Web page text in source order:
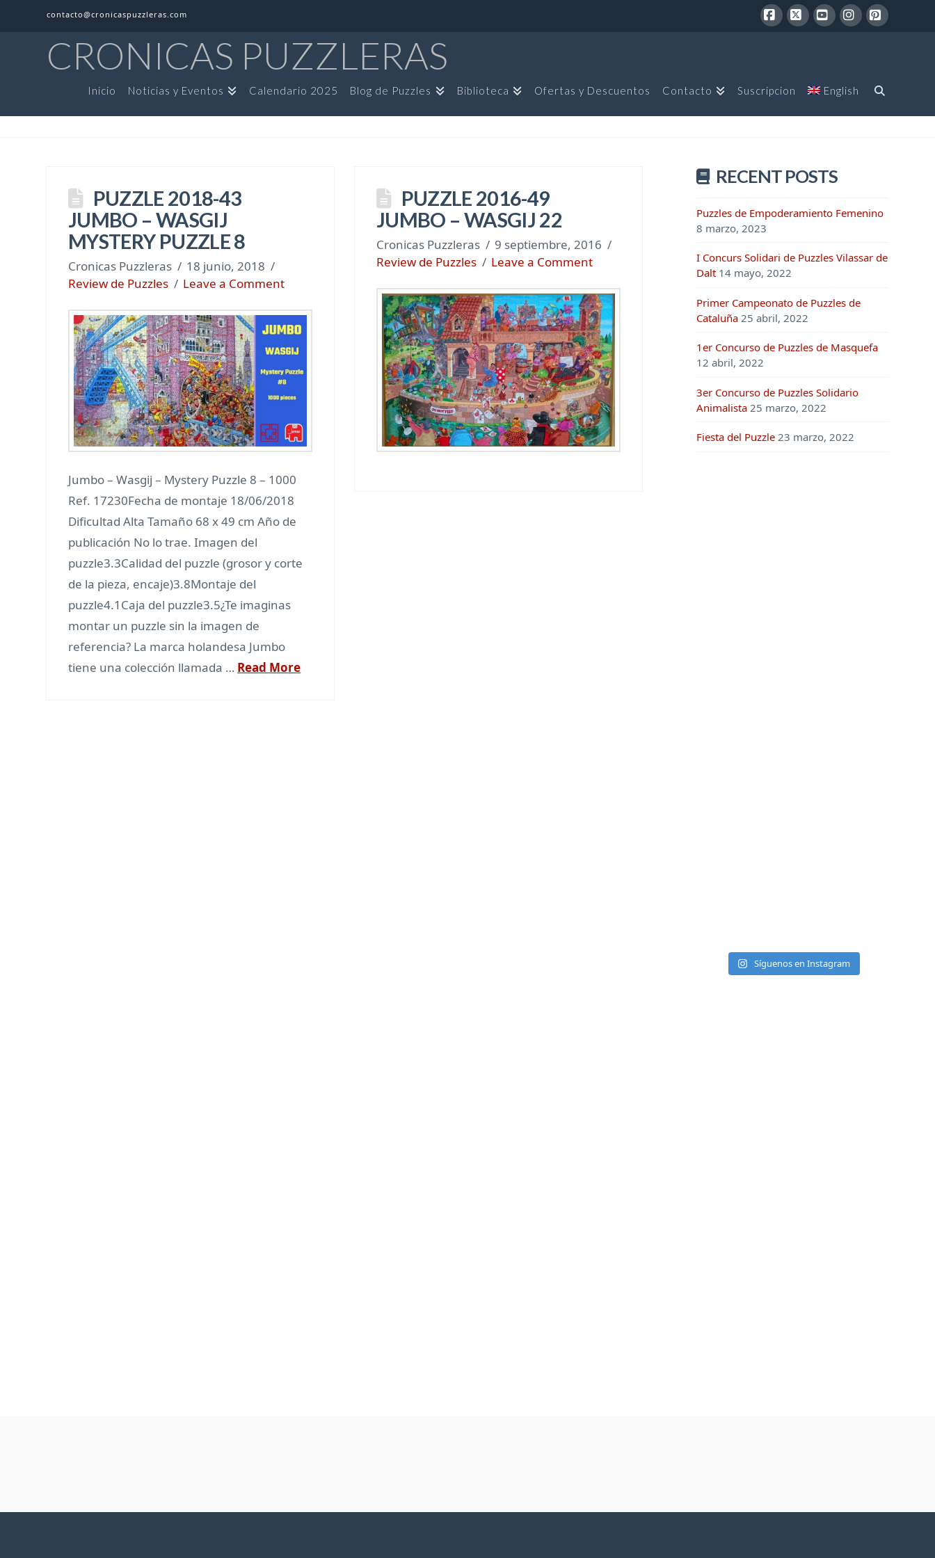
contacto@cronicaspuzzleras.com
CRONICAS PUZZLERAS
Inicio Noticias y Eventos Calendario 2025 Blog de Puzzles Biblioteca Ofertas y Descuentos Contacto Suscripcion English
PUZZLE 2018-43
JUMBO – WASGIJ
MYSTERY PUZZLE 8
Cronicas Puzzleras
18 junio, 2018
Review de Puzzles
Leave a Comment
Jumbo – Wasgij – Mystery Puzzle 8 – 1000
Ref. 17230Fecha de montaje 18/06/2018
Dificultad Alta Tamaño 68 x 49 cm Año de
publicación No lo trae. Imagen del
puzzle3.3Calidad del puzzle (grosor y corte
de la pieza, encaje)3.8Montaje del
puzzle4.1Caja del puzzle3.5¿Te imaginas
montar un puzzle sin la imagen de
referencia? La marca holandesa Jumbo
tiene una colección llamada … Read More
PUZZLE 2016-49
JUMBO – WASGIJ 22
Cronicas Puzzleras
9 septiembre, 2016
Review de Puzzles
Leave a Comment
RECENT POSTS
Puzzles de Empoderamiento Femenino
8 marzo, 2023
I Concurs Solidari de Puzzles Vilassar de
Dalt 14 mayo, 2022
Primer Campeonato de Puzzles de
Cataluña 25 abril, 2022
1er Concurso de Puzzles de Masquefa
12 abril, 2022
3er Concurso de Puzzles Solidario
Animalista 25 marzo, 2022
Fiesta del Puzzle 23 marzo, 2022
Síguenos en Instagram